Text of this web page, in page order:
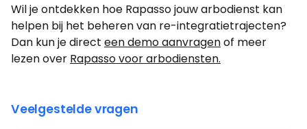
Wil je ontdekken hoe Rapasso jouw arbodienst kan
helpen bij het beheren van re-integratietrajecten?
Dan kun je direct een demo aanvragenof meer
lezen over Rapasso voor arbodiensten.
Veelgestelde vragen